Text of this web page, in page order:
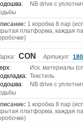
NB drive c
1 коробка 8 пар
платформа, каждая
CON Артикул:
Иск. материалы
Текстиль
NB drive c
1 коробка 8 пар
платформа, каждая